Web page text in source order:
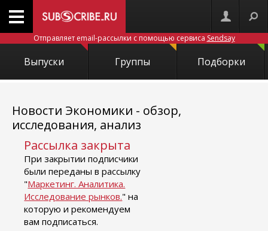
Отправляет email-рассылки с помощью сервиса Sendsay
Выпуски Группы Подборки
Новости Экономики - обзор,
исследования, анализ
Рассылка закрыта
При закрытии подписчики
были переданы в рассылку
"Маркетинг. Аналитика.
Исследование рынков." на
которую и рекомендуем
вам подписаться.